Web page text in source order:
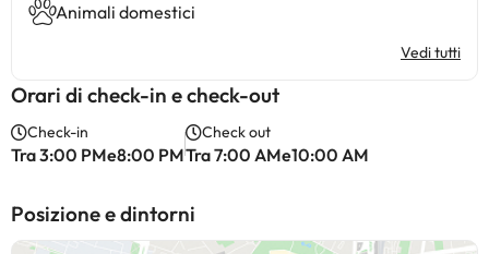
Animali domestici
Vedi tutti
Orari di check-in e check-out
Check-in
Tra 3:00 PMe8:00 PM
Check out
Tra 7:00 AMe10:00 AM
Posizione e dintorni